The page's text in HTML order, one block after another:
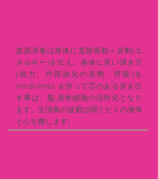
楽器演奏は身体に直接振動＝波動(エ
ネルギー)を伝え、身体に良い弾き方
(脱力、丹田強化の姿勢、呼吸)を
mindfulness を持って芯のある音を出
す事は、脳,身体細胞の活性化となり
ます。生演奏の波動は聞くヒトの身体
と心を癒します。